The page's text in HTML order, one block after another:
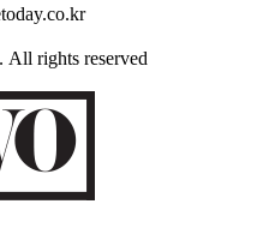
. All rights reserved